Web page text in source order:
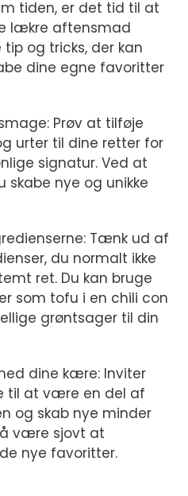
tiden, er det tid til at
lækre aftensmad
og tricks, der kan
dine egne favoritter
Prøv at tilføje
urter til dine retter for
signatur. Ved at
skabe nye og unikke
Tænk ud af
du normalt ikke
ret. Du kan bruge
som tofu i en chili con
grøntsager til din
dine kære: Inviter
til at være en del af
og skab nye minder
være sjovt at
nye favoritter.